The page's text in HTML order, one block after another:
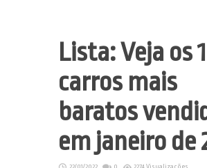
Lista: Veja os
carros mais
baratos
em janeiro de
22/01/2022 0 2274 Visualizações